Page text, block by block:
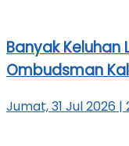
Banyak Keluhan
Ombudsman
Jumat, 31 Jul 2026 |